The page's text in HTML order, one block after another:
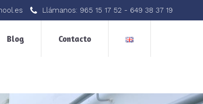
Llámanos: 965 15 17 52 - 649 38 37 19
Blog Contacto